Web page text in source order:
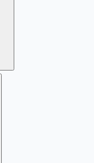
khoảng 21h,